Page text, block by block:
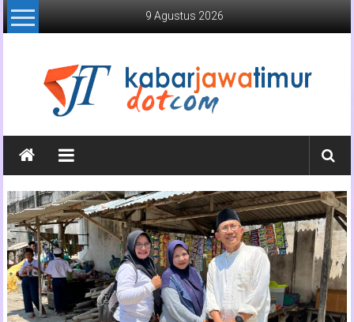
Lompat
ke
9 Agustus 2026
Kabar
Jawa
Timur
Media
Online
Jawa
Timur